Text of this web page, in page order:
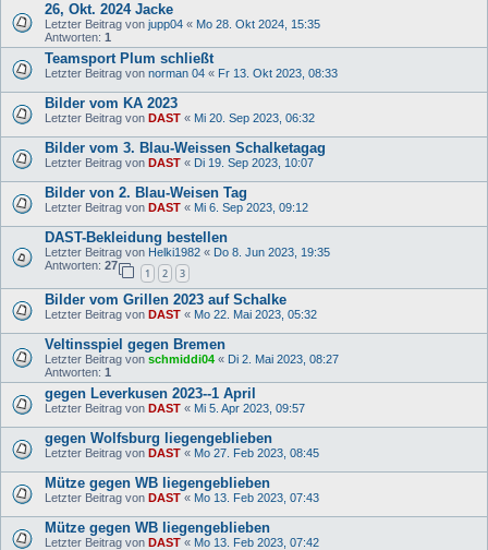
26, Okt. 2024 Jacke
Letzter Beitrag von jupp04 « Mo 28. Okt 2024, 15:35
Antworten: 1
Teamsport Plum schließt
Letzter Beitrag von norman 04 « Fr 13. Okt 2023, 08:33
Bilder vom KA 2023
Letzter Beitrag von DAST « Mi 20. Sep 2023, 06:32
Bilder vom 3. Blau-Weissen Schalketagag
Letzter Beitrag von DAST « Di 19. Sep 2023, 10:07
Bilder von 2. Blau-Weisen Tag
Letzter Beitrag von DAST « Mi 6. Sep 2023, 09:12
DAST-Bekleidung bestellen
Letzter Beitrag von Helki1982 « Do 8. Jun 2023, 19:35
Antworten: 27
1 2 3
Bilder vom Grillen 2023 auf Schalke
Letzter Beitrag von DAST « Mo 22. Mai 2023, 05:32
Veltinsspiel gegen Bremen
Letzter Beitrag von schmiddi04 « Di 2. Mai 2023, 08:27
Antworten: 1
gegen Leverkusen 2023--1 April
Letzter Beitrag von DAST « Mi 5. Apr 2023, 09:57
gegen Wolfsburg liegengeblieben
Letzter Beitrag von DAST « Mo 27. Feb 2023, 08:45
Mütze gegen WB liegengeblieben
Letzter Beitrag von DAST « Mo 13. Feb 2023, 07:43
Mütze gegen WB liegengeblieben
Letzter Beitrag von DAST « Mo 13. Feb 2023, 07:42